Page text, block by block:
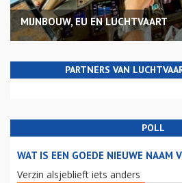
MIJNBOUW, EU EN LUCHTVAART
PARTNERS VAN
POLL
WAT IS EEN GOEDE NIEUWE NAAM
Verzin alsjeblieft iets anders